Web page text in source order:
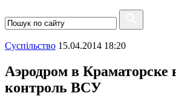
Суспiльство 15.04.2014 18:20
Аэродром в Краматорске
контроль ВСУ